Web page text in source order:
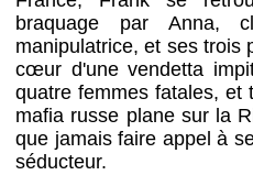
braquage par Anna,
manipulatrice, et ses trois
cœur d'une vendetta
quatre femmes fatales, et
mafia russe plane sur la
que jamais faire appel à
séducteur.